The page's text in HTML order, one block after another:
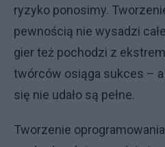
ryzyko ponosimy.
pewnością nie wysadzi
gier też pochodzi z
twórców osiąga sukces –
się nie udało są pełne.
Tworzenie